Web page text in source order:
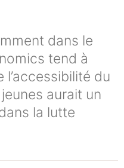
dans le
tend à
du
aurait un
la lutte